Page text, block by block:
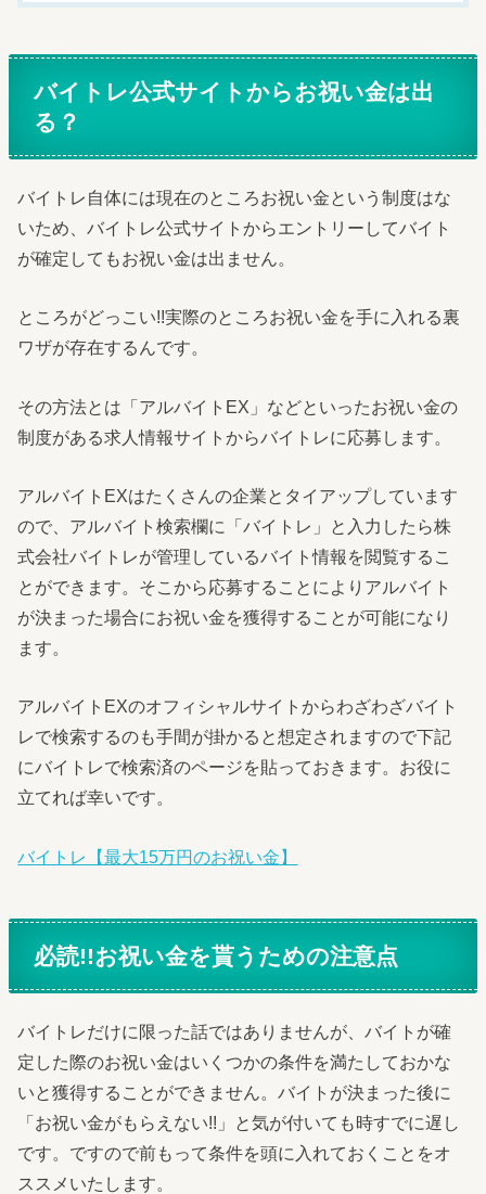
バイトレ公式サイトからお祝い金は出
る？
バイトレ自体には現在のところお祝い金という制度はな
いため、バイトレ公式サイトからエントリーしてバイト
が確定してもお祝い金は出ません。
ところがどっこい!!実際のところお祝い金を手に入れる裏
ワザが存在するんです。
その方法とは「アルバイトEX」などといったお祝い金の
制度がある求人情報サイトからバイトレに応募します。
アルバイトEXはたくさんの企業とタイアップしています
ので、アルバイト検索欄に「バイトレ」と入力したら株
式会社バイトレが管理しているバイト情報を閲覧するこ
とができます。そこから応募することによりアルバイト
が決まった場合にお祝い金を獲得することが可能になり
ます。
アルバイトEXのオフィシャルサイトからわざわざバイト
レで検索するのも手間が掛かると想定されますので下記
にバイトレで検索済のページを貼っておきます。お役に
立てれば幸いです。
バイトレ【最大15万円のお祝い金】
必読!!お祝い金を貰うための注意点
バイトレだけに限った話ではありませんが、バイトが確
定した際のお祝い金はいくつかの条件を満たしておかな
いと獲得することができません。バイトが決まった後に
「お祝い金がもらえない!!」と気が付いても時すでに遅し
です。ですので前もって条件を頭に入れておくことをオ
ススメいたします。